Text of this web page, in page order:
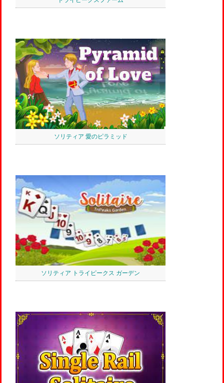
ソリティア 愛のピラミッド
ソリティア トライピークス ガーデン